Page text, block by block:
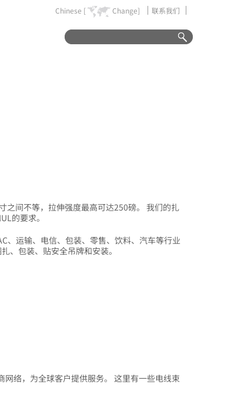
Chinese [ Change] 联系我们
之间不等，拉伸强度最高可达250磅。 我们的扎
的要求。
、运输、电信、包装、零售、饮料、汽车等行业
、包装、贴安全吊牌和安装。
络，为全球客户提供服务。 这里有一些电线束